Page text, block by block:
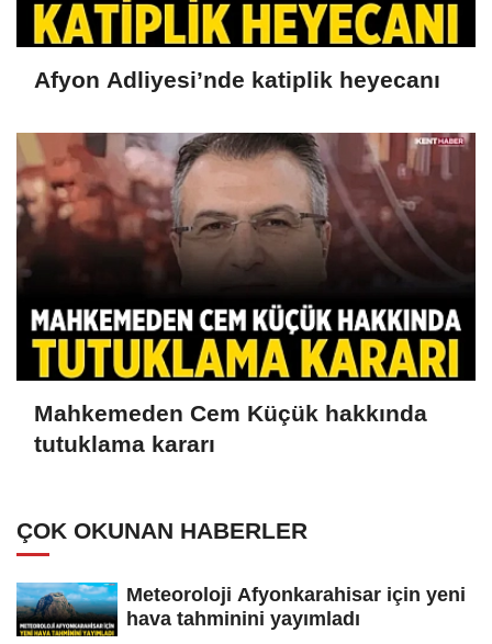
Afyon Adliyesi’nde katiplik heyecanı
Mahkemeden Cem Küçük hakkında
tutuklama kararı
ÇOK OKUNAN HABERLER
Meteoroloji Afyonkarahisar için yeni
hava tahminini yayımladı